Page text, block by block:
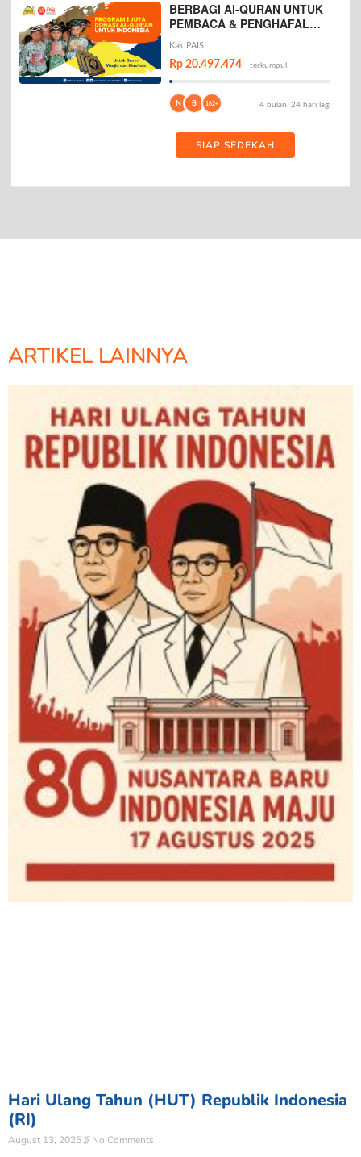
BERBAGI Al-QURAN UNTUK
PEMBACA & PENGHAFAL
AL-QURAN
Kak PAIS
Rp 20.497.474 terkumpul
N B 162+ 4 bulan, 24 hari lagi
SIAP SEDEKAH
ARTIKEL LAINNYA
Hari Ulang Tahun (HUT) Republik Indonesia
(RI)
August 13, 2025 No Comments